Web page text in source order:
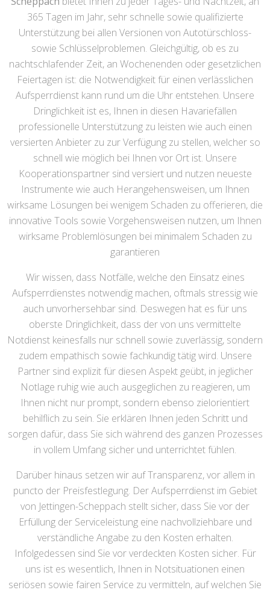
365 Tagen im Jahr, sehr schnelle sowie qualifizierte
Unterstützung bei allen Versionen von Autotürschloss-
sowie Schlüsselproblemen. Gleichgültig, ob es zu
nachtschlafender Zeit, an Wochenenden oder gesetzlichen
Feiertagen ist: die Notwendigkeit für einen verlässlichen
Aufsperrdienst kann rund um die Uhr entstehen. Unsere
Dringlichkeit ist es, Ihnen in diesen Havariefällen
professionelle Unterstützung zu leisten wie auch einen
versierten Anbieter zu zur Verfügung zu stellen, welcher so
schnell wie möglich bei Ihnen vor Ort ist. Unsere
Kooperationspartner sind versiert und nutzen neueste
Instrumente wie auch Herangehensweisen, um Ihnen
wirksame Lösungen bei wenigem Schaden zu offerieren, die
innovative Tools sowie Vorgehensweisen nutzen, um Ihnen
wirksame Problemlösungen bei minimalem Schaden zu
garantieren
Wir wissen, dass Notfälle, welche den Einsatz eines
Aufsperrdienstes notwendig machen, oftmals stressig wie
auch unvorhersehbar sind. Deswegen hat es für uns
oberste Dringlichkeit, dass der von uns vermittelte
Notdienst keinesfalls nur schnell sowie zuverlässig, sondern
zudem empathisch sowie fachkundig tätig wird. Unsere
Partner sind explizit für diesen Aspekt geübt, in jeglicher
Notlage ruhig wie auch ausgeglichen zu reagieren, um
Ihnen nicht nur prompt, sondern ebenso zielorientiert
behilflich zu sein. Sie erklären Ihnen jeden Schritt und
sorgen dafür, dass Sie sich während des ganzen Prozesses
in vollem Umfang sicher und unterrichtet fühlen.
Darüber hinaus setzen wir auf Transparenz, vor allem in
puncto der Preisfestlegung. Der Aufsperrdienst im Gebiet
von Jettingen-Scheppach stellt sicher, dass Sie vor der
Erfüllung der Serviceleistung eine nachvollziehbare und
verständliche Angabe zu den Kosten erhalten.
Infolgedessen sind Sie vor verdeckten Kosten sicher. Für
uns ist es wesentlich, Ihnen in Notsituationen einen
seriösen sowie fairen Service zu vermitteln, auf welchen Sie